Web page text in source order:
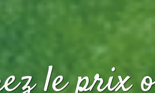
le prix